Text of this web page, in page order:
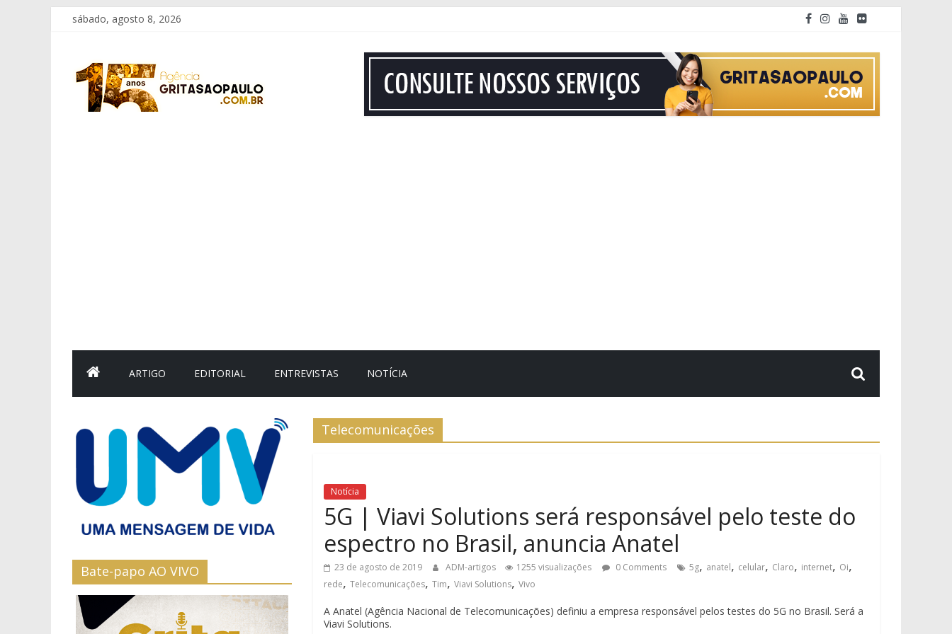
Pular
conteúdo
sábado, agosto 8, 2026
Grita
São
ARTIGO EDITORIAL ENTREVISTAS NOTÍCIA
Telecomunicações
Notícia
5G | Viavi Solutions será responsável pelo teste do
espectro no Brasil, anuncia Anatel
23 de agosto de 2019 ADM-artigos 1255 visualizações 0 Comments 5g, anatel, celular, Claro, internet, Oi,
rede, Telecomunicações, Tim, Viavi Solutions, Vivo
A Anatel (Agência Nacional de Telecomunicações) definiu a empresa responsável pelos testes do 5G no Brasil. Será a
Viavi Solutions.
Bate-papo AO VIVO